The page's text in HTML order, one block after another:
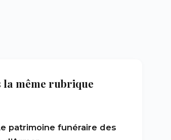
la même rubrique
patrimoine funéraire des